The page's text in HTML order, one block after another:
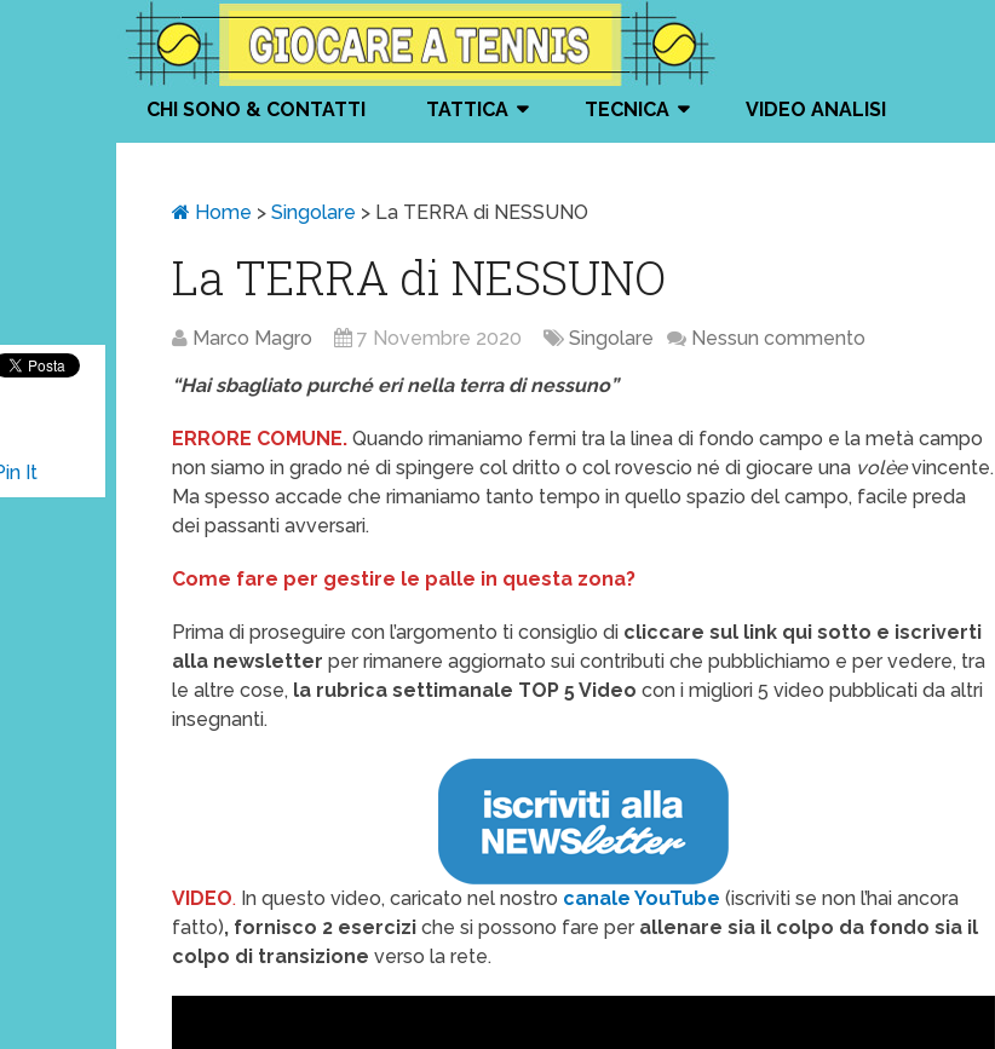
CHI SONO & CONTATTI TATTICA TECNICA VIDEO ANALISI
Home >Singolare > La TERRA di NESSUNO
La TERRA di NESSUNO
Marco Magro 7 Novembre 2020 Singolare Nessun commento
“Hai sbagliato purché eri nella terra di nessuno”
ERRORE COMUNE. Quando rimaniamo fermi tra la linea di fondo campo e la metà campo
non siamo in grado né di spingere col dritto o col rovescio né di giocare una volèevincente.
Ma spesso accade che rimaniamo tanto tempo in quello spazio del campo, facile preda
dei passanti avversari.
Come fare per gestire le palle in questa zona?
Prima di proseguire con l’argomento ti consiglio di cliccare sul link qui sotto e iscriverti
alla newsletterper rimanere aggiornato sui contributi che pubblichiamo e per vedere, tra
le altre cose, la rubrica settimanale TOP 5 Video con i migliori 5 video pubblicati da altri
insegnanti.
VIDEO. In questo video, caricato nel nostro canale YouTube (iscriviti se non l’hai ancora
fatto), fornisco 2 eserciziche si possono fare per allenare sia il colpo da fondo sia il
colpo di transizioneverso la rete.
It